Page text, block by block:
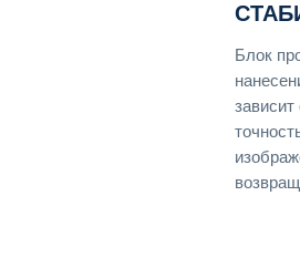
Блок
зависит